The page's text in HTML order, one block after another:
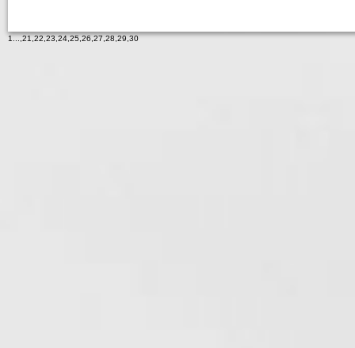
1...,21,22,23,24,25,26,27,28,29,30